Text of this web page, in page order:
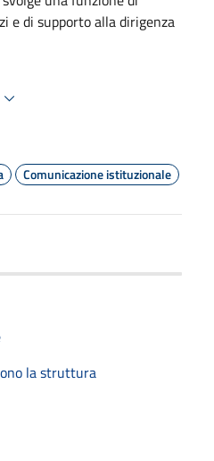
e di supporto alla dirigenza
Comunicazione istituzionale
la struttura